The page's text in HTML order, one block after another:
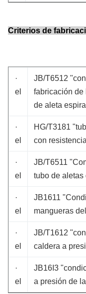
Criterios de
·
el
JB/T6512
fabricación de
de aleta
·
el
HG/T3181
con
·
el
JB/T6511
tubo de aletas
·
el
JB1611
mangueras
·
el
JB/T1612
caldera a
·
el
JB16I3
a presión de